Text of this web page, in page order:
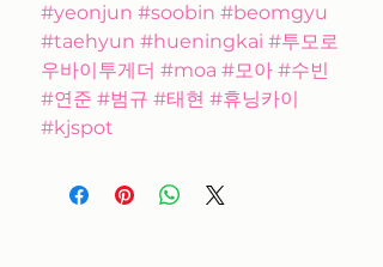
#yeonjun #soobin #beomgyu
#taehyun #hueningkai #투모로
우바이투게더 #moa #모아 #수빈
#연준 #범규 #태현 #휴닝카이
#kjspot